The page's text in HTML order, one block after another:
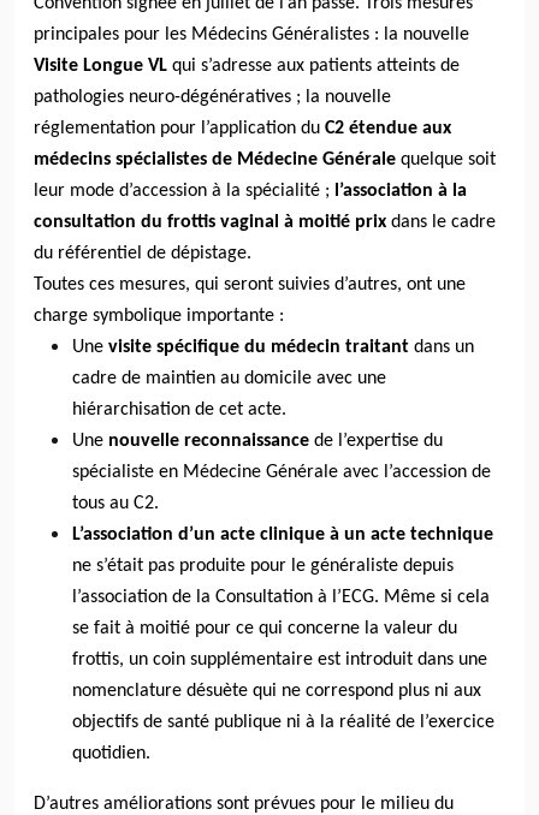
principales pour les Médecins Généralistes : la nouvelle
Visite Longue VL qui s’adresse aux patients atteints de
pathologies neuro-dégénératives ; la nouvelle
réglementation pour l’application du C2 étendue aux
médecins spécialistes de Médecine Générale quelque soit
leur mode d’accession à la spécialité ;
l’association à la
consultation du frottis vaginal à moitié prix dans le cadre
du référentiel de dépistage.
Toutes ces mesures, qui seront suivies d’autres, ont une
charge symbolique importante :
Une visite spécifique du médecin traitant dans un
cadre de maintien au domicile avec une
hiérarchisation de cet acte.
Une nouvelle reconnaissance de l’expertise du
spécialiste en Médecine Générale avec l’accession de
tous au C2.
L’association d’un acte clinique à un acte technique
ne s’était pas produite pour le généraliste depuis
l’association de la Consultation à l’ECG. Même si cela
se fait à moitié pour ce qui concerne la valeur du
frottis, un coin supplémentaire est introduit dans une
nomenclature désuète qui ne correspond plus ni aux
objectifs de santé publique ni à la réalité de l’exercice
quotidien.
D’autres améliorations sont prévues pour le milieu du